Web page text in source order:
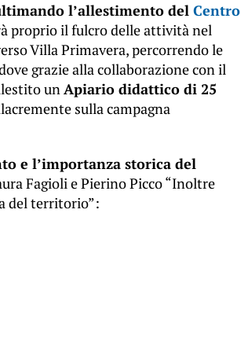
l’allestimento del Centro
proprio il fulcro delle attività nel
Villa Primavera, percorrendo le
grazie alla collaborazione con il
unApiario didattico di 25
sulla campagna
e l’importanza storica del
Fagioli e Pierino Picco “Inoltre
del territorio”: